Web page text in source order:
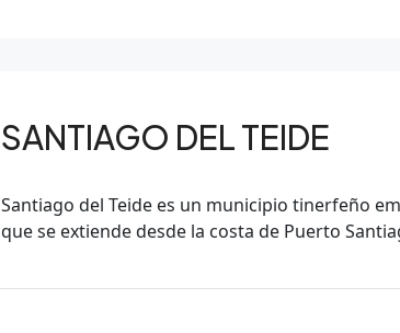
SANTIAGO DEL TEIDE
Santiago del Teide es un municipio tinerfeño
que se extiende desde la costa de Puerto